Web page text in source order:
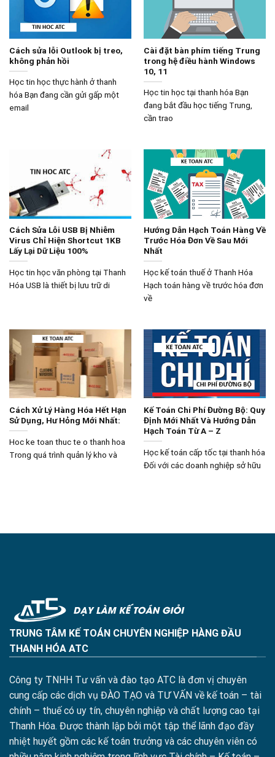
Cách sửa lỗi Outlook bị treo,
không phản hồi
Học tin học thực hành ở thanh
hóa Bạn đang cần gửi gấp một
email
Cài đặt bàn phím tiếng Trung
trong hệ điều hành Windows
10, 11
Học tin học tại thanh hóa Bạn
đang bắt đầu học tiếng Trung,
cần trao
Cách Sửa Lỗi USB Bị Nhiễm
Virus Chỉ Hiện Shortcut 1KB
Lấy Lại Dữ Liệu 100%
Học tin học văn phòng tại Thanh
Hóa USB là thiết bị lưu trữ di
Hướng Dẫn Hạch Toán Hàng Về
Trước Hóa Đơn Về Sau Mới
Nhất
Học kế toán thuế ở Thanh Hóa
Hạch toán hàng về trước hóa đơn
về
Cách Xử Lý Hàng Hóa Hết Hạn
Sử Dụng, Hư Hỏng Mới Nhất:
Hoc ke toan thuc te o thanh hoa
Trong quá trình quản lý kho và
Kế Toán Chi Phí Đường Bộ: Quy
Định Mới Nhất Và Hướng Dẫn
Hạch Toán Từ A – Z
Học kế toán cấp tốc tại thanh hóa
Đối với các doanh nghiệp sở hữu
TRUNG TÂM KẾ TOÁN CHUYÊN NGHIỆP HÀNG ĐẦU
THANH HÓA ATC
Công ty TNHH Tư vấn và đào tạo ATC là đơn vị chuyên
cung cấp các dịch vụ ĐÀO TẠO và TƯ VẤN về kế toán – tài
chính – thuế có uy tín, chuyên nghiệp và chất lượng cao tại
Thanh Hóa. Được thành lập bởi một tập thể lãnh đạo đầy
nhiệt huyết gồm các kế toán trưởng và các chuyên viên có